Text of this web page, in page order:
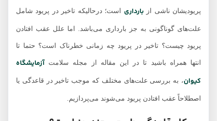
پریودیشان ناشی ازبارداریاست؛ درحالیکه تاخیر در پریود شامل
علت‌های گوناگونی به جز بارداری می‌باشد. اما علل عقب افتادن
پریود چیست؟ تاخیر در پریود چه زمانی خطرناک است؟ حتما تا
انتها همراه باشید تا در این مقاله از مجله سلامتآزمایشگاه
کیوان، به بررسی علت‌های مختلف که موجب تاخیر در قاعدگی یا
اصطلاحاً عقب افتادن پریود می‌شوند می‌پردازیم.